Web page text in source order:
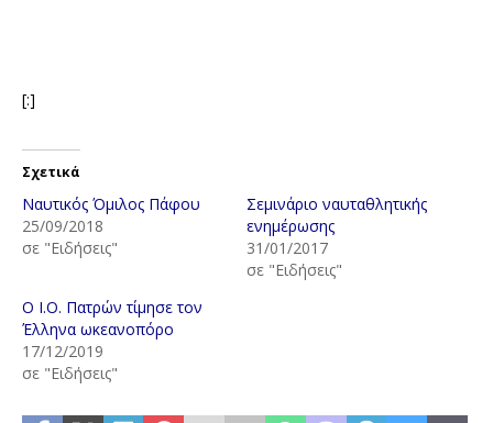
[:]
Σχετικά
Ναυτικός Όμιλος Πάφου
25/09/2018
σε "Ειδήσεις"
Σεμινάριο ναυταθλητικής
ενημέρωσης
31/01/2017
σε "Ειδήσεις"
Ο Ι.Ο. Πατρών τίμησε τον
Έλληνα ωκεανοπόρο
17/12/2019
σε "Ειδήσεις"